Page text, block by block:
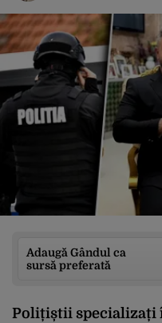
Adaugă Gândul ca
sursă preferată
Polițiștii specializați